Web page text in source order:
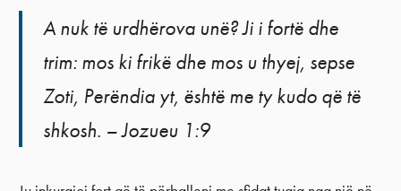
A nuk të urdhërova unë? Ji i fortë dhe
trim: mos ki frikë dhe mos u thyej, sepse
Zoti, Perëndia yt, është me ty kudo që të
shkosh. – Jozueu 1:9